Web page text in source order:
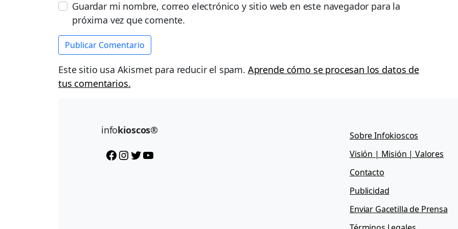
Guardar mi nombre, correo electrónico y sitio web en este navegador para la
próxima vez que comente.
Este sitio usa Akismet para reducir el spam. Aprende cómo se procesan los datos de
tus comentarios.
infokioscos®
Facebook Instagram Twitter YouTube
Sobre Infokioscos
Visión | Misión | Valores
Contacto
Publicidad
Enviar Gacetilla de Prensa